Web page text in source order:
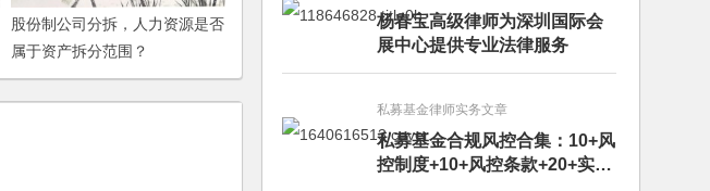
股份制公司分拆，人力资源是否
属于资产拆分范围？
杨春宝高级律师为深圳国际会
展中心提供专业法律服务
私募基金律师实务文章
私募基金合规风控合集：10+风
控制度+10+风控条款+20+实务